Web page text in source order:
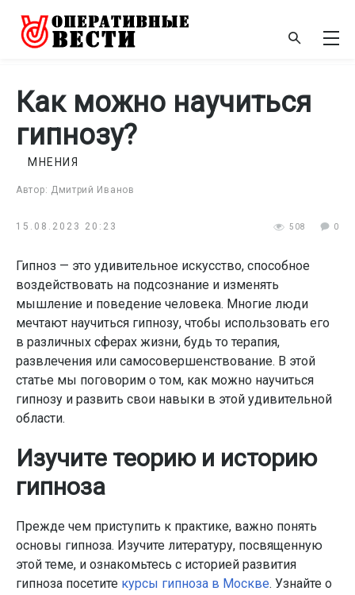
Как можно научиться
гипнозу?
Автор: Дмитрий Иванов
МНЕНИЯ
15.08.2023 20:23 508 0
Гипноз — это удивительное искусство, способное
воздействовать на подсознание и изменять
мышление и поведение человека. Многие люди
мечтают научиться гипнозу, чтобы использовать его
в различных сферах жизни, будь то терапия,
развлечения или самосовершенствование. В этой
статье мы поговорим о том, как можно научиться
гипнозу и развить свои навыки в этой удивительной
области.
Изучите теорию и историю
гипноза
Прежде чем приступить к практике, важно понять
основы гипноза. Изучите литературу, посвященную
этой теме, и ознакомьтесь с историей развития
гипноза посетите курсы гипноза в Москве. Узнайте о